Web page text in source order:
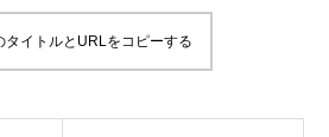
タイトルとURLをコピーする